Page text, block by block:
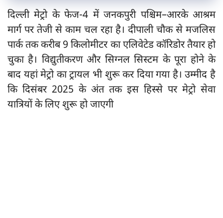
दिल्ली मेट्रो के फेज-4 में जनकपुरी पश्चिम–आरके आश्रम
मार्ग पर तेजी से काम चल रहा है। दीपाली चौक से मजलिस
पार्क तक करीब 9 किलोमीटर का एलिवेटेड कॉरिडोर तैयार हो
चुका है। विद्युतीकरण और सिग्नल सिस्टम के पूरा होने के
बाद यहां मेट्रो का ट्रायल भी शुरू कर दिया गया है। उम्मीद है
कि दिसंबर 2025 के अंत तक इस हिस्से पर मेट्रो सेवा
यात्रियों के लिए शुरू हो जाएगी